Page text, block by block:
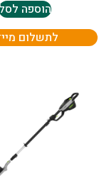
הוספה
לתשלום